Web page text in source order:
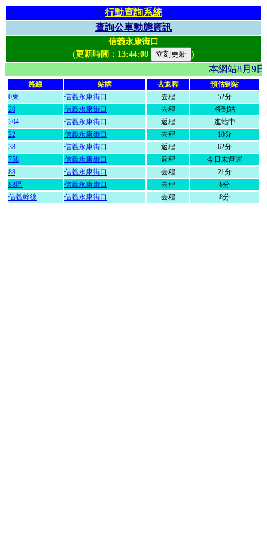
行動查詢系統
查詢公車動態資訊
信義永康街口
(更新時間： 13:44:00 )
本網站8月9
路線 站牌 去返程
預估到站
0東
信義永康街口 去程
52分
20
信義永康街口 去程
將到站
204
信義永康街口 返程
進站中
22
信義永康街口 去程
10分
38
信義永康街口 返程
62分
758
信義永康街口 返程
今日未營運
88
信義永康街口 去程
21分
88區
信義永康街口 去程
8分
信義幹線
信義永康街口 去程 8分